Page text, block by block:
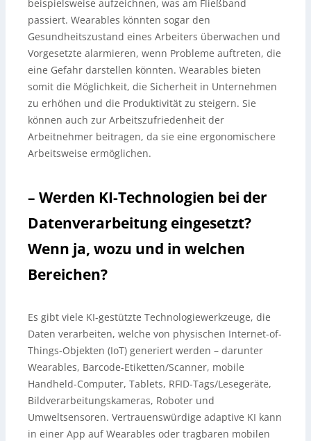
beispielsweise aufzeichnen, was am Fließband
passiert. Wearables könnten sogar den
Gesundheitszustand eines Arbeiters überwachen und
Vorgesetzte alarmieren, wenn Probleme auftreten, die
eine Gefahr darstellen könnten. Wearables bieten
somit die Möglichkeit, die Sicherheit in Unternehmen
zu erhöhen und die Produktivität zu steigern. Sie
können auch zur Arbeitszufriedenheit der
Arbeitnehmer beitragen, da sie eine ergonomischere
Arbeitsweise ermöglichen.
– Werden KI-Technologien bei der
Datenverarbeitung eingesetzt?
Wenn ja, wozu und in welchen
Bereichen?
Es gibt viele KI-gestützte Technologiewerkzeuge, die
Daten verarbeiten, welche von physischen Internet-of-
Things-Objekten (IoT) generiert werden – darunter
Wearables, Barcode-Etiketten/Scanner, mobile
Handheld-Computer, Tablets, RFID-Tags/Lesegeräte,
Bildverarbeitungskameras, Roboter und
Umweltsensoren. Vertrauenswürdige adaptive KI kann
in einer App auf Wearables oder tragbaren mobilen